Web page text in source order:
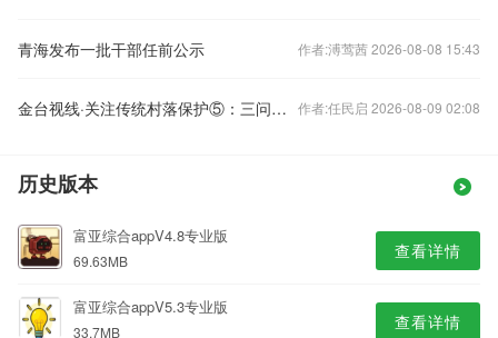
青海发布一批干部任前公示 作者:溥莺茜 2026-08-08 15:43
金台视线·关注传统村落保护⑤：三问传统村落保护 作者:任民启 2026-08-09 02:08
历史版本
富亚综合appV4.8专业版
69.63MB 查看详情
富亚综合appV5.3专业版
33.7MB 查看详情